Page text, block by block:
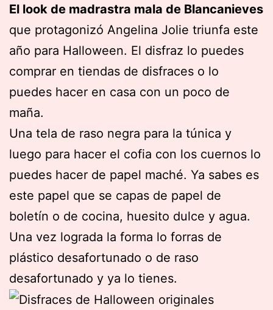
El look de madrastra mala de Blancanieves
que protagonizó Angelina Jolie triunfa este
año para Halloween. El disfraz lo puedes
comprar en tiendas de disfraces o lo
puedes hacer en casa con un poco de
maña.
Una tela de raso negra para la túnica y
luego para hacer el cofia con los cuernos lo
puedes hacer de papel maché. Ya sabes es
este papel que se capas de papel de
boletín o de cocina, huesito dulce y agua.
Una vez lograda la forma lo forras de
plástico desafortunado o de raso
desafortunado y ya lo tienes.